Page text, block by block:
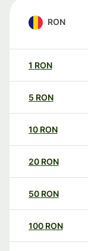
RON
1 RON
5 RON
10 RON
20 RON
50 RON
100 RON